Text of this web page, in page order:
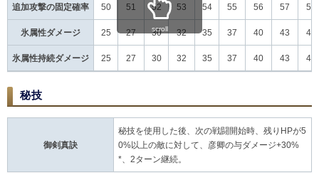
追加攻撃の固定確率 50 51 52 53 54 55 56 57 58
氷属性ダメージ 25 27 30 32 35 37 40 43 46
氷属性持続ダメージ 25 27 30 32 35 37 40 43 46
scroll
秘技
御剣真訣
秘技を使用した後、次の戦闘開始時、残りHPが5
0%以上の敵に対して、彦卿の与ダメージ+30%
*、2ターン継続。